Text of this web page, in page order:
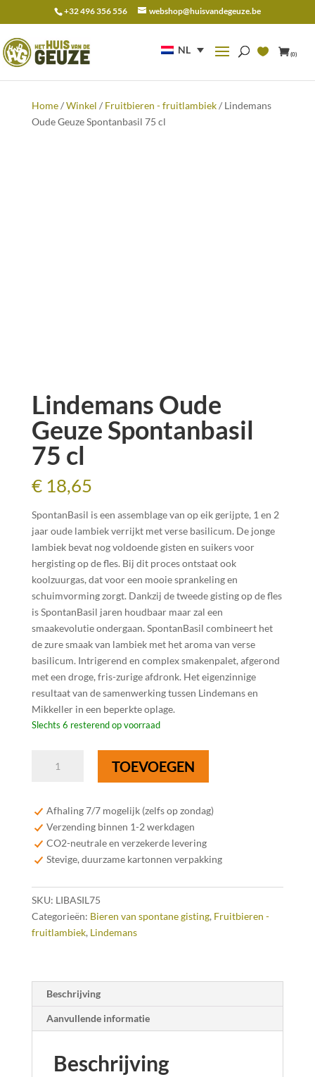
+32 496 356 556 webshop@huisvandegeuze.be
NL (0)
naar:
Home/Winkel / Fruitbieren - fruitlambiek/ Lindemans
Oude Geuze Spontanbasil 75 cl
Lindemans Oude
Geuze Spontanbasil
75 cl
€18,65
SpontanBasil is een assemblage van op eik gerijpte, 1 en 2
jaar oude lambiek verrijkt met verse basilicum. De jonge
lambiek bevat nog voldoende gisten en suikers voor
hergisting op de fles. Bij dit proces ontstaat ook
koolzuurgas, dat voor een mooie sprankeling en
schuimvorming zorgt. Dankzij de tweede gisting op de fles
is SpontanBasil jaren houdbaar maar zal een
smaakevolutie ondergaan. SpontanBasil combineert het
de zure smaak van lambiek met het aroma van verse
basilicum. Intrigerend en complex smakenpalet, afgerond
met een droge, fris-zurige afdronk. Het eigenzinnige
resultaat van de samenwerking tussen Lindemans en
Mikkeller in een beperkte oplage.
Slechts 6 resterend op voorraad
Spontanbasil
75
aantal
TOEVOEGEN
Afhaling 7/7 mogelijk (zelfs op zondag)
Verzending binnen 1-2 werkdagen
CO2-neutrale en verzekerde levering
Stevige, duurzame kartonnen verpakking
SKU: LIBASIL75
Categorieën: Bieren van spontane gisting, Fruitbieren -
fruitlambiek, Lindemans
Beschrijving
Aanvullende informatie
Beschrijving